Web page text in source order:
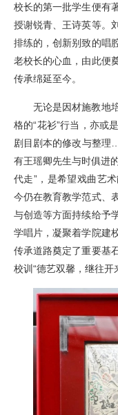
校长的第一批学生便有
授谢锐青、王诗英等。
排练的，创新别致的唱
老校长的心血，由此便
传承绵延至今。
无论是因材施教地
格的“花衫”行当，亦或
剧目剧本的修改与整
有王瑶卿先生与时俱进
代走”，是希望戏曲艺
今仍在教育教学范式、
与创造等方面持续给予
学唱片，凝聚着学院建
传承道路奠定了重要基
校训“德艺双馨，继往开